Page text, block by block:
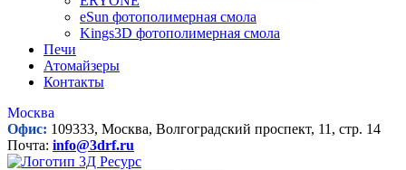
eSun фотополимерная смола
Kings3D фотополимерная смола
Печи
Атомайзеры
Контакты
Москва
Офис: 109333, Москва, Волгоградский проспект, 11, стр. 14
Почта: info@3drf.ru